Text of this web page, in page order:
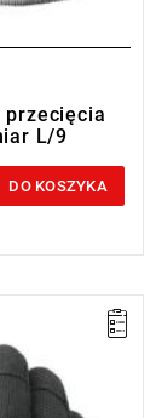
przecięcia
L/9
DO KOSZYKA